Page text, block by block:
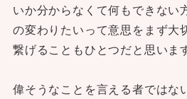
いか分からなくて何もできない
の変わりたいって意思をまず大
繋げることもひとつだと思いま
偉そうなことを言える者ではな